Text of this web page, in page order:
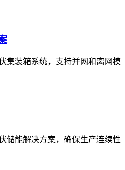
集装箱系统，支持并网和离网模
储能解决方案，确保生产连续性